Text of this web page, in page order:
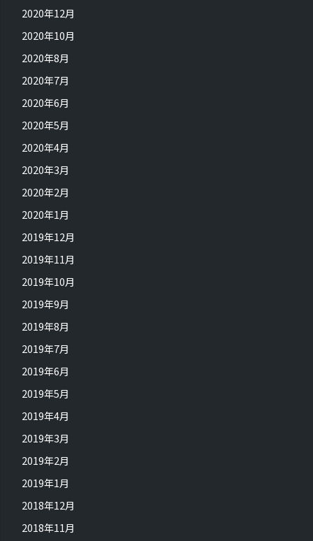
2020年12月
2020年10月
2020年8月
2020年7月
2020年6月
2020年5月
2020年4月
2020年3月
2020年2月
2020年1月
2019年12月
2019年11月
2019年10月
2019年9月
2019年8月
2019年7月
2019年6月
2019年5月
2019年4月
2019年3月
2019年2月
2019年1月
2018年12月
2018年11月